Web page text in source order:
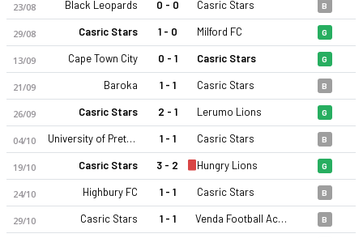
23/08 Black Leopards 0 - 0 Casric Stars B
29/08 Casric Stars 1 - 0 Milford FC G
13/09 Cape Town City 0 - 1 Casric Stars G
21/09 Baroka 1 - 1 Casric Stars B
26/09 Casric Stars 2 - 1 Lerumo Lions G
04/10 University of Pretoria FC 1 - 1 Casric Stars B
19/10 Casric Stars 3 - 2 Hungry Lions G
24/10 Highbury FC 1 - 1 Casric Stars B
29/10 Casric Stars 1 - 1 Venda Football Academy B